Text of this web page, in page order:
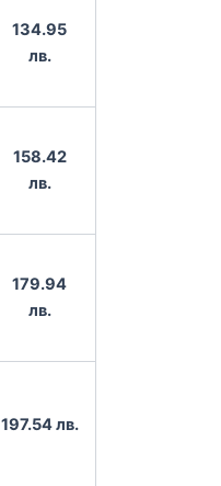
134.95
лв.
158.42
лв.
179.94
лв.
197.54 лв.